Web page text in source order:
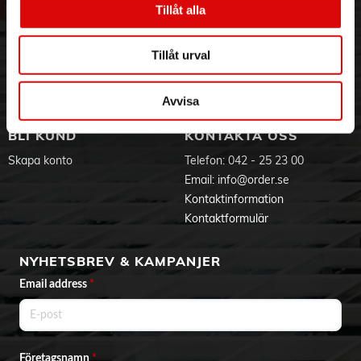
Tillåt alla
Tillåt urval
Avvisa
Visselblåsning
Aktuellt på Order
Ansökan om RMA
Godsefterlysning & Felleverans
Integritetspolicy
Om cookies
BLI KUND
Skapa konto
KONTAKTA OSS
Telefon: 042 - 25 23 00
Email: info@order.se
Kontaktinformation
Kontaktformulär
NYHETSBREV & KAMPANJER
Email address *
Företagsnamn *